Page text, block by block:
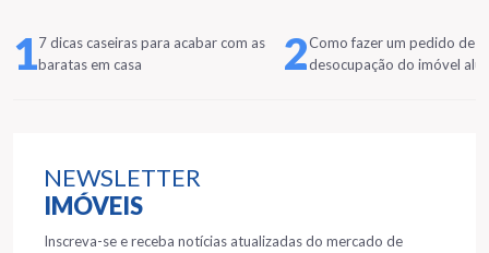
17 dicas caseiras para acabar com as
baratas em casa
2Como fazer um pedido de
desocupação do imóvel
NEWSLETTER
IMÓVEIS
Inscreva-se e receba notícias atualizadas do mercado de